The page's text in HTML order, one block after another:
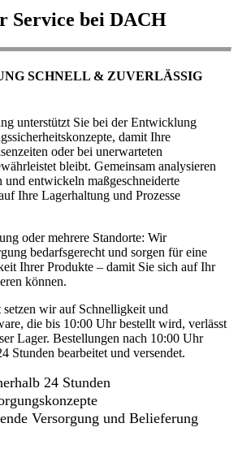
Service bei DACH
SCHNELL & ZUVERLÄSSIG
unterstützt Sie bei der Entwicklung
damit Ihre
oder bei unerwarteten
bleibt. Gemeinsam analysieren
entwickeln maßgeschneiderte
Ihre Lagerhaltung und Prozesse
oder mehrere Standorte: Wir
bedarfsgerecht und sorgen für eine
Ihrer Produkte – damit Sie sich auf Ihr
können.
setzen wir auf Schnelligkeit und
die bis 10:00 Uhr bestellt wird, verlässt
Lager. Bestellungen nach 10:00 Uhr
Stunden bearbeitet und versendet.
24 Stunden
Versorgung und Belieferung